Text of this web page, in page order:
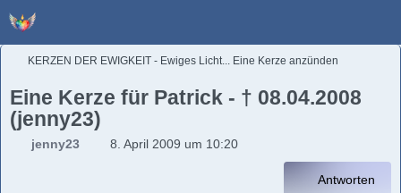
KERZEN DER EWIGKEIT - Ewiges Licht... Eine Kerze anzünden
Eine Kerze für Patrick - † 08.04.2008
(jenny23)
jenny23 8. April 2009 um 10:20
Antworten